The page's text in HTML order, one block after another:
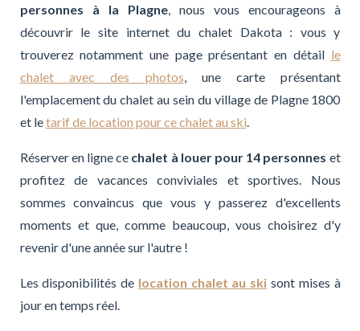
personnes à la Plagne, nous vous encourageons à
découvrir le site internet du chalet Dakota : vous y
trouverez notamment une page présentant en détail le
chalet avec des photos , une carte présentant
l'emplacement du chalet au sein du village de Plagne 1800
et letarif de location pour ce chalet au ski
Réserver en ligne ce chalet à louer pour 14 personnes et
profitez de vacances conviviales et sportives. Nous
sommes convaincus que vous y passerez d'excellents
moments et que, comme beaucoup, vous choisirez d'y
revenir d'une année sur l'autre !
Les disponibilités de location chalet au ski sont mises à
jour en temps réel.